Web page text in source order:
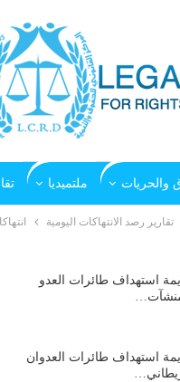
والحريات ملتميديا
تقارير رصد الانتهاكات اليومية
استهداف طائرات العدو
استهداف طائرات العدوان